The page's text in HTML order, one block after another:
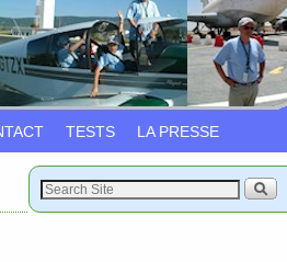
TESTS LA PRESSE